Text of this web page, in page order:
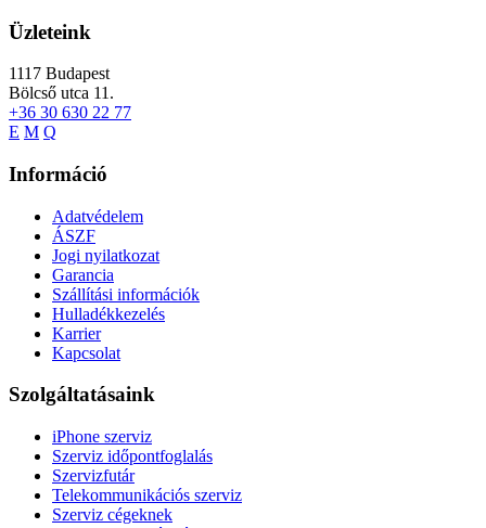
Üzleteink
1117 Budapest
Bölcső utca 11.
+36 30 630 22 77
E M Q
Információ
Adatvédelem
ÁSZF
Jogi nyilatkozat
Garancia
Szállítási információk
Hulladékkezelés
Karrier
Kapcsolat
Szolgáltatásaink
iPhone szerviz
Szerviz időpontfoglalás
Szervizfutár
Telekommunikációs szerviz
Szerviz cégeknek